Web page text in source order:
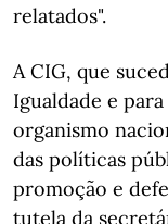
relatados".
A CIG, que
Igualdade e
organismo
das políticas
promoção e
tutela da